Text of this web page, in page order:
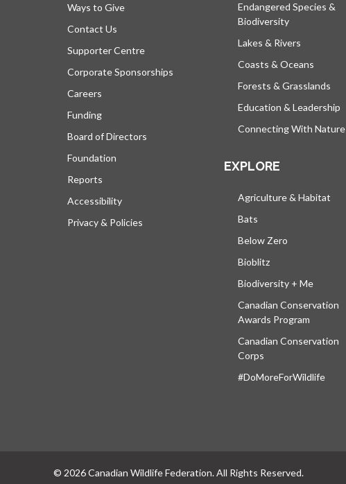
Ways to Give
Contact Us
Supporter Centre
Corporate Sponsorships
Careers
Funding
Board of Directors
Foundation
Reports
Accessibility
Privacy & Policies
Endangered Species &
Biodiversity
Lakes & Rivers
Coasts & Oceans
Forests & Grasslands
Education & Leadership
Connecting With Nature
EXPLORE
Agriculture & Habitat
Bats
Below Zero
Bioblitz
Biodiversity + Me
Canadian Conservation
Awards Program
Canadian Conservation
Corps
#DoMoreForWildlife
© 2026 Canadian Wildlife Federation. All Rights Reserved.